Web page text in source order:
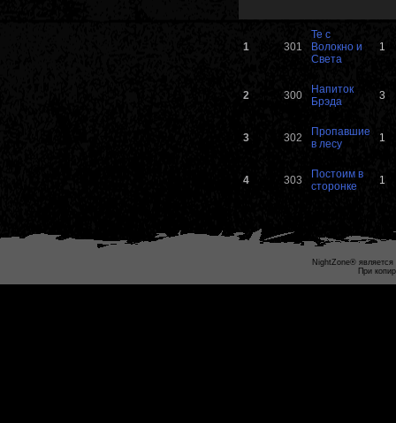
1 301
Те с
Волокно и
Света
1
2 300
Напиток
Брэда
3
3 302
Пропавшие
в лесу
1
4 303
Постоим в
сторонке
1
NightZone® является
При